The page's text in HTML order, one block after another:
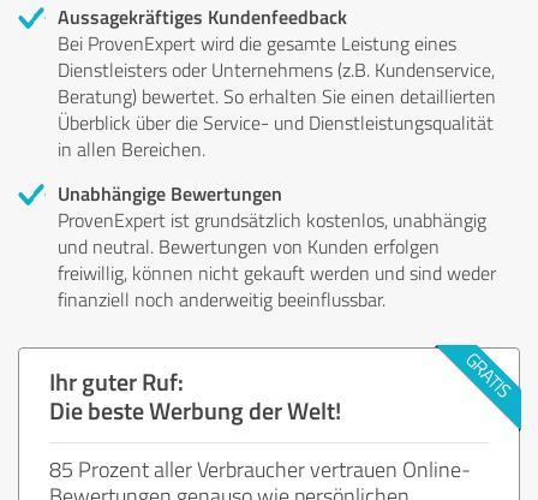
Aussagekräftiges Kundenfeedback
Bei ProvenExpert wird die gesamte Leistung eines
Dienstleisters oder Unternehmens (z.B. Kundenservice,
Beratung) bewertet. So erhalten Sie einen detaillierten
Überblick über die Service- und Dienstleistungsqualität
in allen Bereichen.
Unabhängige Bewertungen
ProvenExpert ist grundsätzlich kostenlos, unabhängig
und neutral. Bewertungen von Kunden erfolgen
freiwillig, können nicht gekauft werden und sind weder
finanziell noch anderweitig beeinflussbar.
Ihr guter Ruf:
Die beste Werbung der Welt!
85 Prozent aller Verbraucher vertrauen Online-